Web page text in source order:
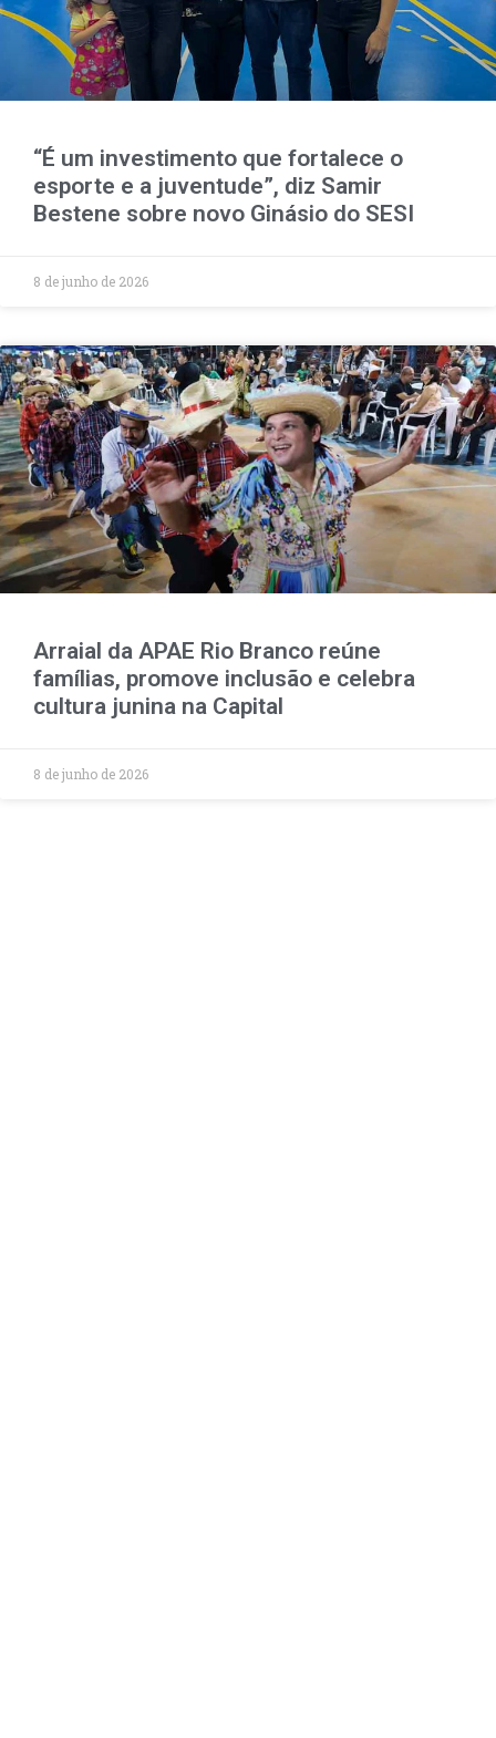
“É um investimento que fortalece o
esporte e a juventude”, diz Samir
Bestene sobre novo Ginásio do SESI
8 de junho de 2026
Arraial da APAE Rio Branco reúne
famílias, promove inclusão e celebra
cultura junina na Capital
8 de junho de 2026